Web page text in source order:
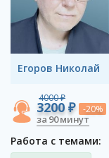
Егоров Николай
4000 ₽
3200 ₽ -20%
за 90 минут
Работа с темами: